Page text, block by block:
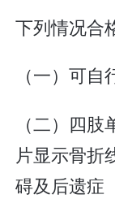
下列情况合
（一）可
（二）四
片显示骨折
碍及后遗症